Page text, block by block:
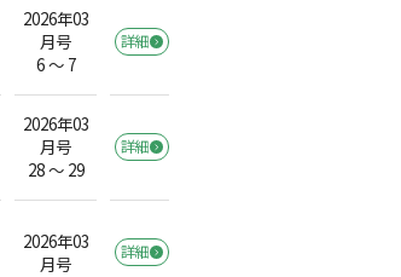
2026年03
月号
6 ～ 7
詳細
2026年03
月号
28 ～ 29
詳細
2026年03
月号
詳細